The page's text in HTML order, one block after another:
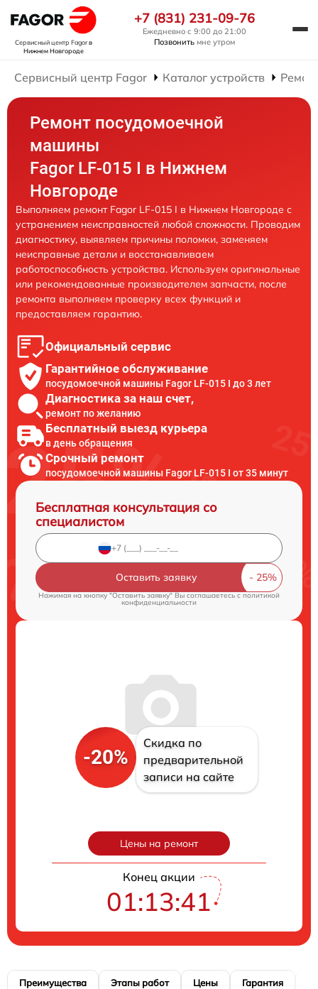
Сервисный центр Fagorв
Нижнем Новгороде
+7 (831) 231-09-76
Ежедневно с 9:00 до 21:00
Позвонить мне утром
Сервисный центр Fagor Каталог устройств
Ремонт посудомоечной
машины
Fagor LF-015 I в Нижнем
Новгороде
Выполняем ремонт Fagor LF-015 I в Нижнем Новгороде с
устранением неисправностей любой сложности. Проводим
диагностику, выявляем причины поломки, заменяем
неисправные детали и восстанавливаем
работоспособность устройства. Используем оригинальные
или рекомендованные производителем запчасти, после
ремонта выполняем проверку всех функций и
предоставляем гарантию.
Официальный сервис
Гарантийное обслуживание
посудомоечной машины Fagor LF-015 I до 3 лет
Диагностика за наш счет,
ремонт по желанию
Бесплатный выезд курьера
в день обращения
Срочный ремонт
посудомоечной машины Fagor LF-015 I от 35 минут
Бесплатная консультация со
специалистом
Оставить заявку
Нажимая на кнопку "Оставить заявку" Вы соглашаетесь cполитикой
конфиденциальности
-20%
Скидка по
предварительной
записи на сайте
Цены на ремонт
Конец акции
01:13:40
Преимущества Этапы работ Цены Гарантия